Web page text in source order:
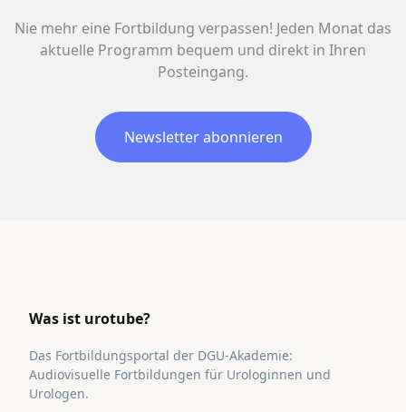
Nie mehr eine Fortbildung verpassen! Jeden Monat das
aktuelle Programm bequem und direkt in Ihren
Posteingang.
Newsletter abonnieren
Was ist urotube?
Das Fortbildungsportal der DGU-Akademie:
Audiovisuelle Fortbildungen für Urologinnen und
Urologen.